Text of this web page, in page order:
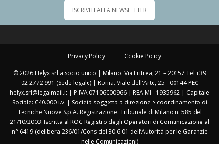
ISCRIVITI ALLA NEWSLETTER
Privacy Policy Cookie Policy
© 2026 Helyx srl a socio unico | Milano: Via Eritrea, 21 – 20157 Tel +39
02 2772 991 (Sede legale) | Roma: Viale dell'Arte, 25 - 00144 PEC
helyx.srl@legalmail.it | P.IVA 07106000966 | REA MI - 1935962 | Capitale
Sociale: €40.000 i.v. | Società soggetta a direzione e coordinamento di
Tecniche Nuove S.p.A. Registrazione: Tribunale di Milano n. 585 del
21/10/2003. Iscritta al ROC Registro degli Operatori di Comunicazione al
n° 6419 (delibera 236/01/Cons del 30.6.01 dell’Autorità per le Garanzie
nelle Comunicazioni)